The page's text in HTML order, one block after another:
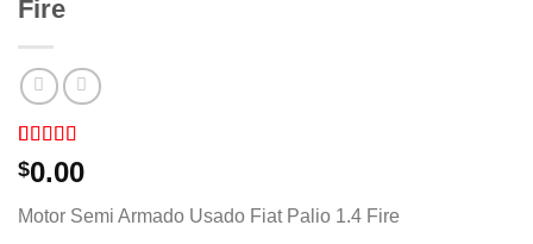
Fire
Valorado
con4.00
base a
1
$0.00
Motor Semi Armado Usado Fiat Palio 1.4 Fire